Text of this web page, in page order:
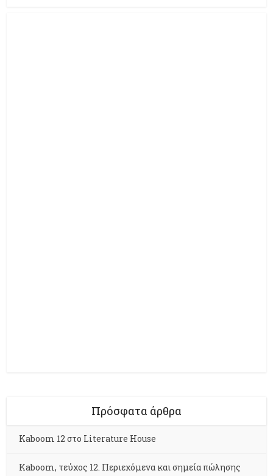
Πρόσφατα άρθρα
Kaboom 12 στο Literature House
Kaboom, τεύχος 12. Περιεχόμενα και σημεία πώλησης